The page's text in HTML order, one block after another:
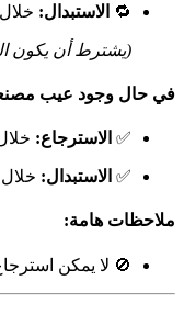
🔁 الاستبدال: خلال
(يشترط أن يكون
في حال وجود عيب
✅ الاسترجاع:
✅ الاستبدال: خلال
ملاحظات هامة:
🚫 لا يمكن